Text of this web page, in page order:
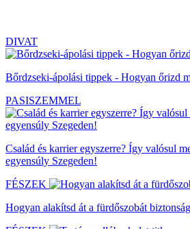
DIVAT
Bőrdzseki-ápolási tippek - Hogyan őrizd
PASISZEMMEL
Család és karrier egyszerre? Így valósul
egyensúly Szegeden!
FÉSZEK
Hogyan alakítsd át a fürdőszobát